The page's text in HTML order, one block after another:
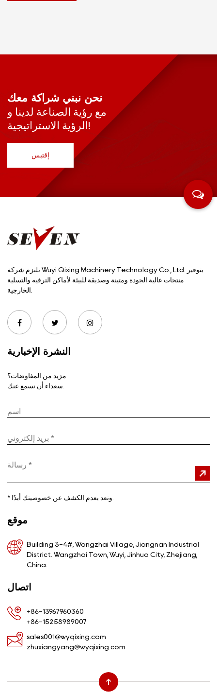
نحن نبني شراكة معك
مع رؤية الصناعة لدينا و
الرؤية الاستراتيجية!
إقتبس
تلتزم شركة Wuyi Qixing Machinery Technology Co., Ltd. بتوفير
منتجات عالية الجودة ومتينة وصديقة للبيئة لأماكن الترفيه والتسلية
النشرة الإخبارية
مزيد من المفاوضات؟
*
موقع
Building 3-4#, Wangzhai Village, Jiangnan Industrial
District. Wangzhai Town, Wuyi, Jinhua City, Zhejiang,
China.
اتصال
+86-13967960360
+86-15258989007
sales001@wyqixing.com
zhuxiangyang@wyqixing.com